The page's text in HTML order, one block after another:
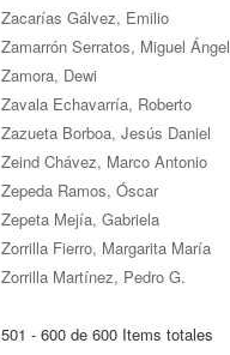
Zacarías Gálvez, Emilio
Zamarrón Serratos, Miguel Ángel
Zamora, Dewi
Zavala Echavarría, Roberto
Zazueta Borboa, Jesús Daniel
Zeind Chávez, Marco Antonio
Zepeda Ramos, Óscar
Zepeta Mejía, Gabriela
Zorrilla Fierro, Margarita María
Zorrilla Martínez, Pedro G.
501 - 600 de 600 Items totales